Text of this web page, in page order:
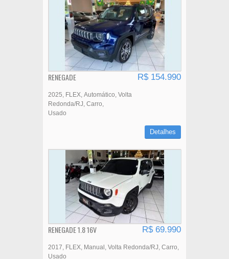
RENEGADE R$ 154.990
2025 FLEX Automático Volta
Redonda/RJ Carro
Usado
Detalhes
RENEGADE 1.8 16V R$ 69.990
2017 FLEX Manual Volta Redonda/RJ Carro
Usado